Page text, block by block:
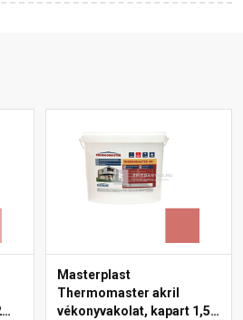
Masterplast
Thermomaster akril
vékonyvakolat, kapart 1,5